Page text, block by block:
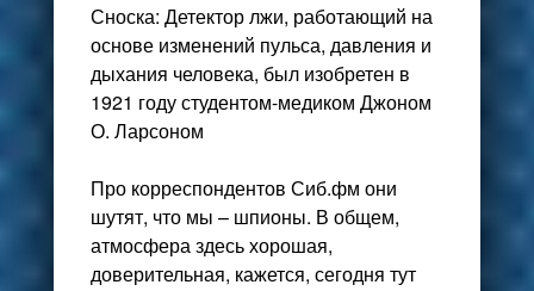
Сноска: Детектор лжи, работающий на
основе изменений пульса, давления и
дыхания человека, был изобретен в
1921 году студентом-медиком Джоном
О. Ларсоном
Про корреспондентов Сиб.фм они
шутят, что мы – шпионы. В общем,
атмосфера здесь хорошая,
доверительная, кажется, сегодня тут